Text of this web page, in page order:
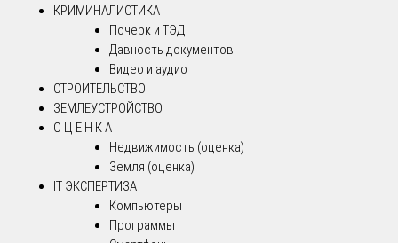
КРИМИНАЛИСТИКА
Почерк и ТЭД
Давность документов
Видео и аудио
СТРОИТЕЛЬСТВО
ЗЕМЛЕУСТРОЙСТВО
О Ц Е Н К А
Недвижимость (оценка)
Земля (оценка)
IT ЭКСПЕРТИЗА
Компьютеры
Программы